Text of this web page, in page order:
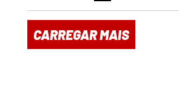
CARREGAR MAIS